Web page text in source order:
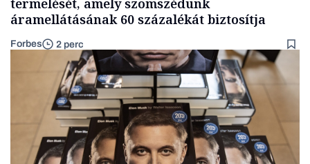
termelését, amely szomszédunk
áramellátásának 60 százalékát biztosítja
Forbes 2 perc